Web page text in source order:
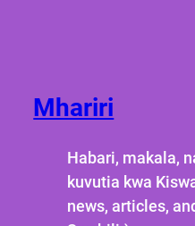
Mhariri
Habari, makala,
kuvutia kwa
news, articles,